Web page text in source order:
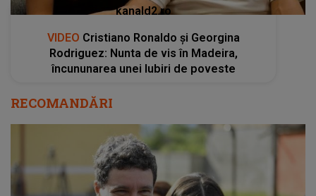
kanald2.ro
VIDEO Cristiano Ronaldo și Georgina
Rodriguez: Nunta de vis în Madeira,
încununarea unei Iubiri de poveste
RECOMANDĂRI